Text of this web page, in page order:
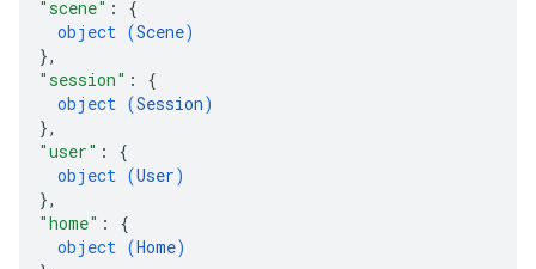
"scene" : {
object (Scene)
},
"session" : {
object (Session)
},
"user" : {
object (User)
},
"home" : {
object (Home)